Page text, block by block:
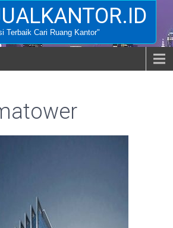
Terbaik Cari Ruang Kantor"